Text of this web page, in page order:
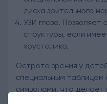
диска зрительного
УЗИ глаза. Позволяет
структуры, если
хрусталика.
Острота зрения у
специальным таблицам
символами, что делает